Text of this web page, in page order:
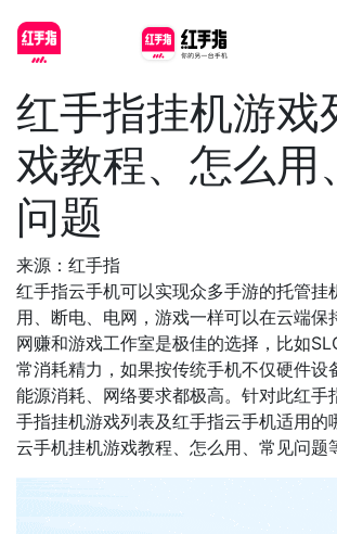
红手指挂机游戏
戏教程、怎么用
问题
来源：红手指
红手指云手机可以实现众多手游的托管挂
用、断电、电网，游戏一样可以在云端保
网赚和游戏工作室是极佳的选择，比如
常消耗精力，如果按传统手机不仅硬件设
能源消耗、网络要求都极高。针对此红手
手指挂机游戏列表及红手指云手机适用的
云手机挂机游戏教程、怎么用、常见问题